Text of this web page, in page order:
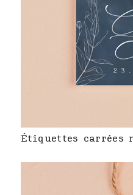
Étiquettes carrées